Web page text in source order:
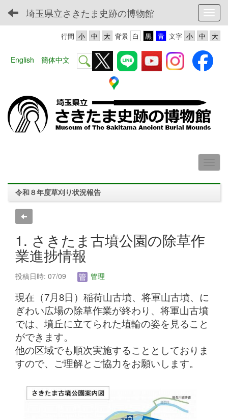
埼玉県立さきたま史跡の博物館
文字
背景
行間
English 簡体中文
令和８年度草刈り状況報告
1. さきたま古墳公園の除草作
業進捗情報
投稿日時: 07/09 管理
現在（7月8日）稲荷山古墳、将軍山古墳、に
ぎわい広場の除草作業が終わり、将軍山古墳
では、墳丘に立てられた埴輪の姿を見ること
ができます。
他の区域でも順次実施することとしておりま
すので、ご理解とご協力をお願いします。